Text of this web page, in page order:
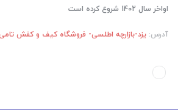
اواخر سال 1402 شروع کرده است
آدرس: یزد-بازارچه اطلسی- فروشگاه کیف و کفش